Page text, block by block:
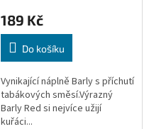
189 Kč
Do košíku
Vynikající náplně Barly s příchutí
tabákových směsí.Výrazný
Barly Red si nejvíce užijí
kuřáci...